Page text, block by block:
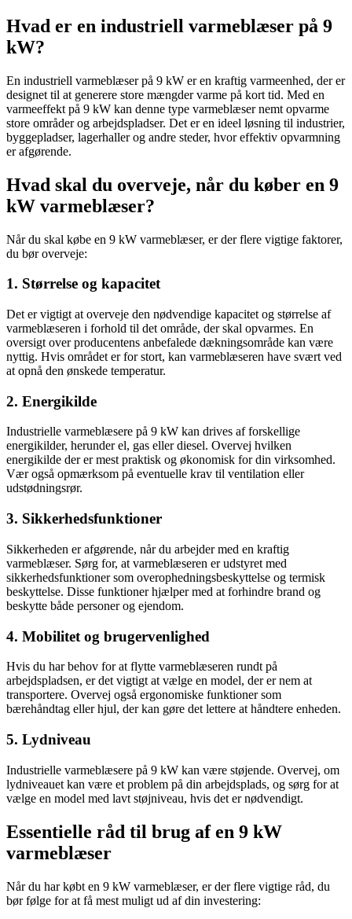
Hvad er en industriell varmeblæser på 9
kW?
En industriell varmeblæser på 9 kW er en kraftig varmeenhed, der er
designet til at generere store mængder varme på kort tid. Med en
varmeeffekt på 9 kW kan denne type varmeblæser nemt opvarme
store områder og arbejdspladser. Det er en ideel løsning til industrier,
byggepladser, lagerhaller og andre steder, hvor effektiv opvarmning
er afgørende.
Hvad skal du overveje, når du køber en 9
kW varmeblæser?
Når du skal købe en 9 kW varmeblæser, er der flere vigtige faktorer,
du bør overveje:
1. Størrelse og kapacitet
Det er vigtigt at overveje den nødvendige kapacitet og størrelse af
varmeblæseren i forhold til det område, der skal opvarmes. En
oversigt over producentens anbefalede dækningsområde kan være
nyttig. Hvis området er for stort, kan varmeblæseren have svært ved
at opnå den ønskede temperatur.
2. Energikilde
Industrielle varmeblæsere på 9 kW kan drives af forskellige
energikilder, herunder el, gas eller diesel. Overvej hvilken
energikilde der er mest praktisk og økonomisk for din virksomhed.
Vær også opmærksom på eventuelle krav til ventilation eller
udstødningsrør.
3. Sikkerhedsfunktioner
Sikkerheden er afgørende, når du arbejder med en kraftig
varmeblæser. Sørg for, at varmeblæseren er udstyret med
sikkerhedsfunktioner som overophedningsbeskyttelse og termisk
beskyttelse. Disse funktioner hjælper med at forhindre brand og
beskytte både personer og ejendom.
4. Mobilitet og brugervenlighed
Hvis du har behov for at flytte varmeblæseren rundt på
arbejdspladsen, er det vigtigt at vælge en model, der er nem at
transportere. Overvej også ergonomiske funktioner som
bærehåndtag eller hjul, der kan gøre det lettere at håndtere enheden.
5. Lydniveau
Industrielle varmeblæsere på 9 kW kan være støjende. Overvej, om
lydniveauet kan være et problem på din arbejdsplads, og sørg for at
vælge en model med lavt støjniveau, hvis det er nødvendigt.
Essentielle råd til brug af en 9 kW
varmeblæser
Når du har købt en 9 kW varmeblæser, er der flere vigtige råd, du
bør følge for at få mest muligt ud af din investering: